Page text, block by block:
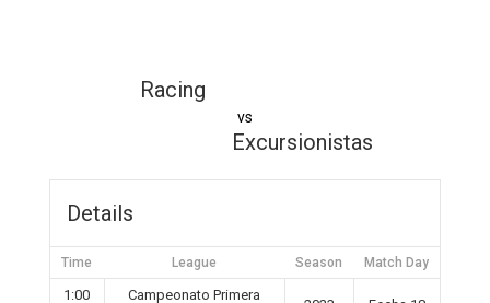
Racing
vs
Excursionistas
Details
Time League Season Match Day
1:00
Campeonato Primera